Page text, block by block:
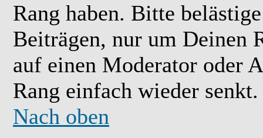
Rang haben. Bitte
Beiträgen, nur um Deinen
auf einen Moderator oder
Rang einfach wieder senkt.
Nach oben